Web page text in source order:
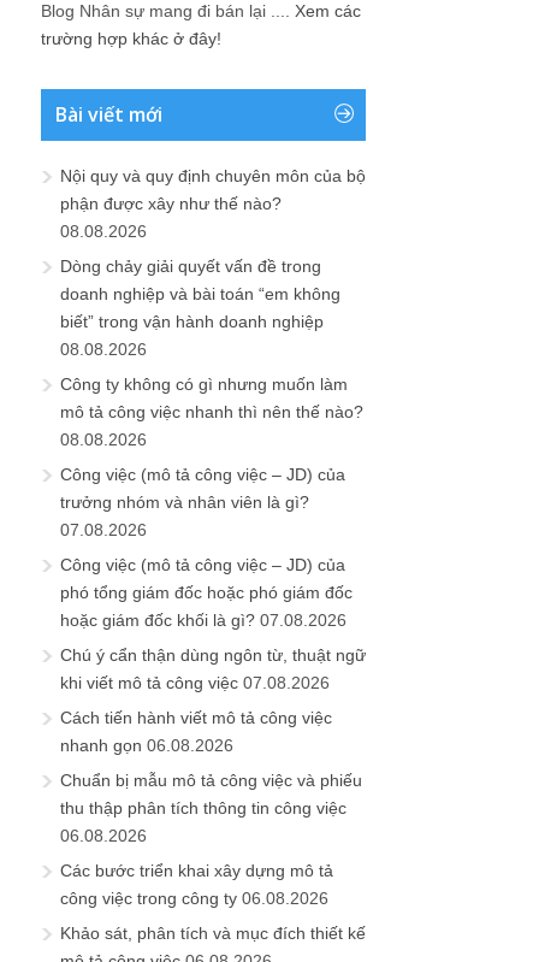
Blog Nhân sự mang đi bán lại .... Xem các
trường hợp khác ở đây!
Bài viết mới
Nội quy và quy định chuyên môn của bộ
phận được xây như thế nào?
08.08.2026
Dòng chảy giải quyết vấn đề trong
doanh nghiệp và bài toán “em không
biết” trong vận hành doanh nghiệp
08.08.2026
Công ty không có gì nhưng muốn làm
mô tả công việc nhanh thì nên thế nào?
08.08.2026
Công việc (mô tả công việc – JD) của
trưởng nhóm và nhân viên là gì?
07.08.2026
Công việc (mô tả công việc – JD) của
phó tổng giám đốc hoặc phó giám đốc
hoặc giám đốc khối là gì? 07.08.2026
Chú ý cẩn thận dùng ngôn từ, thuật ngữ
khi viết mô tả công việc 07.08.2026
Cách tiến hành viết mô tả công việc
nhanh gọn 06.08.2026
Chuẩn bị mẫu mô tả công việc và phiếu
thu thập phân tích thông tin công việc
06.08.2026
Các bước triển khai xây dựng mô tả
công việc trong công ty 06.08.2026
Khảo sát, phân tích và mục đích thiết kế